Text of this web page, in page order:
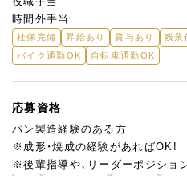
時間外手当
社保完備 昇給あり 賞与あり 残業
バイク通勤OK
自転車通勤OK
応募資格
パン製造経験のある方
※成形・焼成の経験があればOK!
※後輩指導や、リーダーポジショ